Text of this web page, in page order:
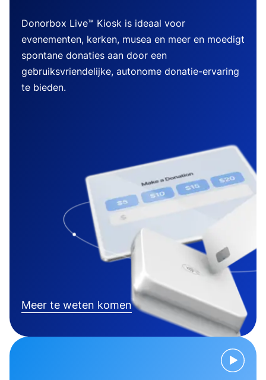
Donorbox Live™ Kiosk is ideaal voor
evenementen, kerken, musea en meer en moedigt
spontane donaties aan door een
gebruiksvriendelijke, autonome donatie-ervaring
te bieden.
Meer te weten komen